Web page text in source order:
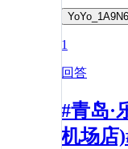
1
回答
#青岛·
机场店